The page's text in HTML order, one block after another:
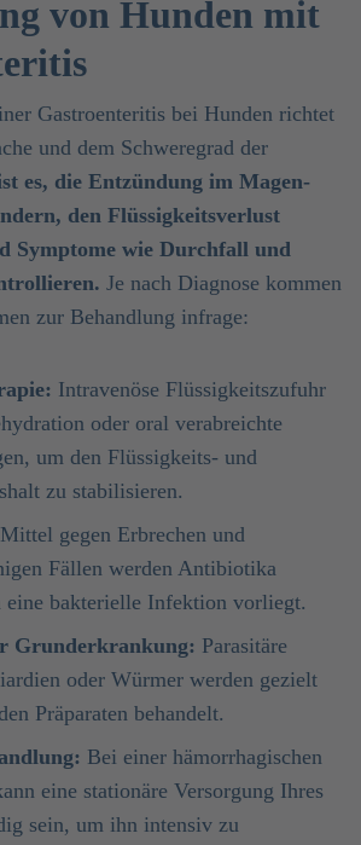
von Hunden mit
Gastroenteritis bei Hunden richtet
und dem Schweregrad der
es, die Entzündung im Magen-
den Flüssigkeitsverlust
Symptome wie Durchfall und
Je nach Diagnose kommen
zur Behandlung infrage:
Intravenöse Flüssigkeitszufuhr
oder oral verabreichte
um den Flüssigkeits- und
zu stabilisieren.
Mittel gegen Erbrechen und
Fällen werden Antibiotika
eine bakterielle Infektion vorliegt.
Grunderkrankung: Parasitäre
oder Würmer werden gezielt
Präparaten behandelt.
Bei einer hämorrhagischen
eine stationäre Versorgung Ihres
sein, um ihn intensiv zu